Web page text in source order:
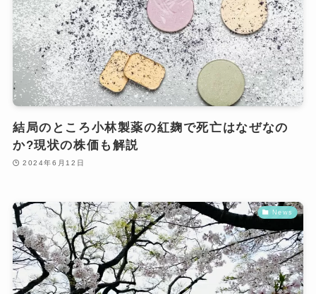
結局のところ小林製薬の紅麹で死亡はなぜなの
か?現状の株価も解説
2024年6月12日
News